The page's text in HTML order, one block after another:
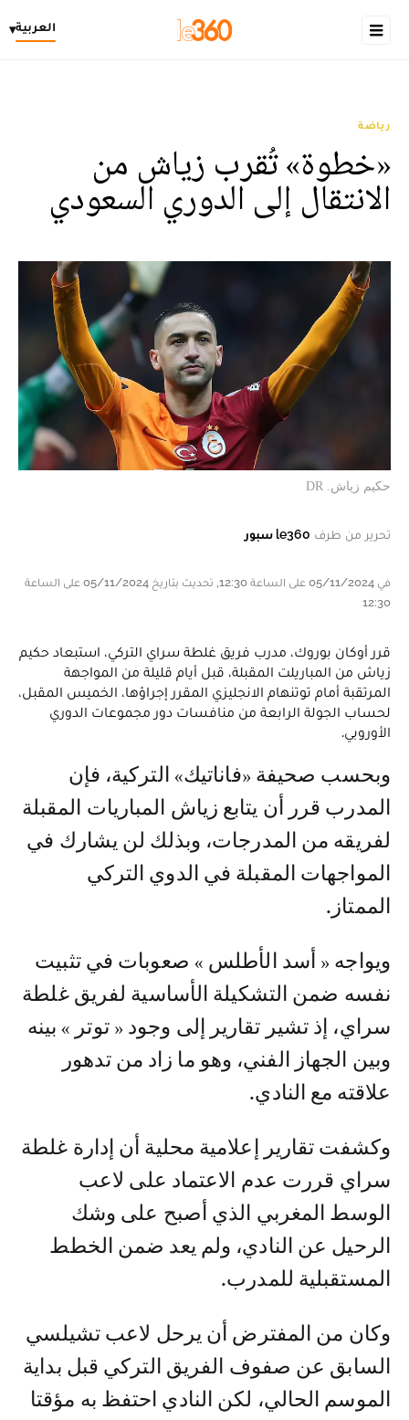
العربية▾
رياضة
«خطوة» تُقرب زياش من
الانتقال إلى الدوري السعودي
حكيم زياش. DR
تحرير من طرف le360 سبور
في 05/11/2024 على الساعة 12:30, تحديث بتاريخ 05/11/2024 على الساعة
12:30
قرر أوكان بوروك، مدرب فريق غلطة سراي التركي، استبعاد حكيم
زياش من المباريلت المقبلة، قبل أيام قليلة من المواجهة
المرتقبة أمام توتنهام الانجليزي المقرر إجراؤها، الخميس المقبل،
لحساب الجولة الرابعة من منافسات دور مجموعات الدوري
الأوروبي.
وبحسب صحيفة «فاناتيك» التركية، فإن
المدرب قرر أن يتابع زياش المباريات المقبلة
لفريقه من المدرجات، وبذلك لن يشارك في
المواجهات المقبلة في الدوي التركي
الممتاز.
ويواجه « أسد الأطلس » صعوبات في تثبيت
نفسه ضمن التشكيلة الأساسية لفريق غلطة
سراي، إذ تشير تقارير إلى وجود « توتر » بينه
وبين الجهاز الفني، وهو ما زاد من تدهور
علاقته مع النادي.
وكشفت تقارير إعلامية محلية أن إدارة غلطة
سراي قررت عدم الاعتماد على لاعب
الوسط المغربي الذي أصبح على وشك
الرحيل عن النادي، ولم يعد ضمن الخطط
المستقبلية للمدرب.
وكان من المفترض أن يرحل لاعب تشيلسي
السابق عن صفوف الفريق التركي قبل بداية
الموسم الحالي، لكن النادي احتفظ به مؤقتا